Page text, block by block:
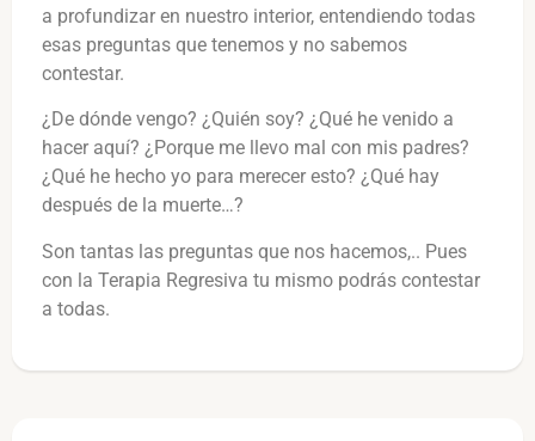
a profundizar en nuestro interior, entendiendo todas
esas preguntas que tenemos y no sabemos
contestar.
¿De dónde vengo? ¿Quién soy? ¿Qué he venido a
hacer aquí? ¿Porque me llevo mal con mis padres?
¿Qué he hecho yo para merecer esto? ¿Qué hay
después de la muerte…?
Son tantas las preguntas que nos hacemos,.. Pues
con la Terapia Regresiva tu mismo podrás contestar
a todas.